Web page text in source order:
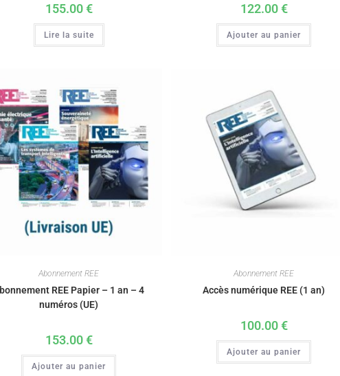
155.00€
Lire la suite
122.00€
Ajouter au panier
Abonnement REE
REE Papier – 1 an – 4
numéros (UE)
153.00€
Ajouter au panier
Abonnement REE
Accès numérique REE (1 an)
100.00€
Ajouter au panier